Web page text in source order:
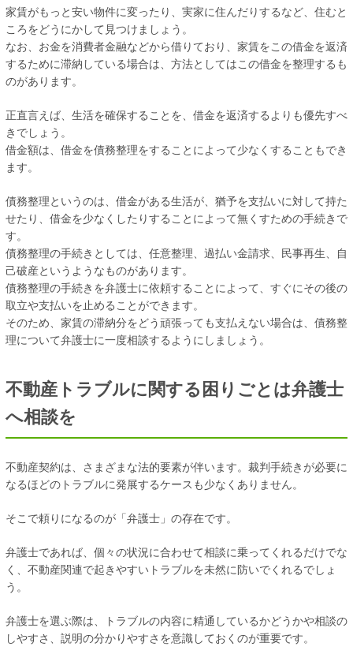
家賃がもっと安い物件に変ったり、実家に住んだりするなど、住むと
ころをどうにかして見つけましょう。
なお、お金を消費者金融などから借りており、家賃をこの借金を返済
するために滞納している場合は、方法としてはこの借金を整理するも
のがあります。
正直言えば、生活を確保することを、借金を返済するよりも優先すべ
きでしょう。
借金額は、借金を債務整理をすることによって少なくすることもでき
ます。
債務整理というのは、借金がある生活が、猶予を支払いに対して持た
せたり、借金を少なくしたりすることによって無くすための手続きで
す。
債務整理の手続きとしては、任意整理、過払い金請求、民事再生、自
己破産というようなものがあります。
債務整理の手続きを弁護士に依頼することによって、すぐにその後の
取立や支払いを止めることができます。
そのため、家賃の滞納分をどう頑張っても支払えない場合は、債務整
理について弁護士に一度相談するようにしましょう。
不動産トラブルに関する困りごとは弁護士
へ相談を
不動産契約は、さまざまな法的要素が伴います。裁判手続きが必要に
なるほどのトラブルに発展するケースも少なくありません。
そこで頼りになるのが「弁護士」の存在です。
弁護士であれば、個々の状況に合わせて相談に乗ってくれるだけでな
く、不動産関連で起きやすいトラブルを未然に防いでくれるでしょ
う。
弁護士を選ぶ際は、トラブルの内容に精通しているかどうかや相談の
しやすさ、説明の分かりやすさを意識しておくのが重要です。